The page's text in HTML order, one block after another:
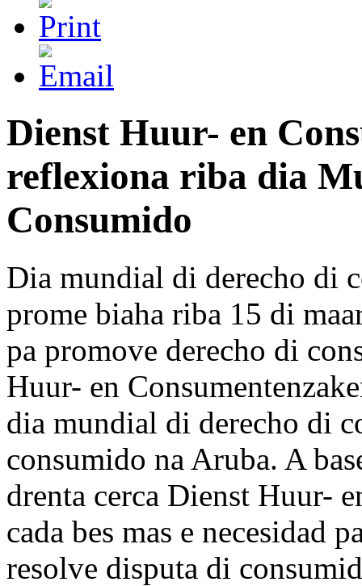
Dienst Huur- en
reflexiona riba dia
Consumido
Dia mundial di derecho di
prome biaha riba 15 di
pa promove derecho di
Huur- en
dia mundial di derecho di
consumido na Aruba. A
drenta cerca Dienst Huur-
cada bes mas e necesidad
resolve disputa di